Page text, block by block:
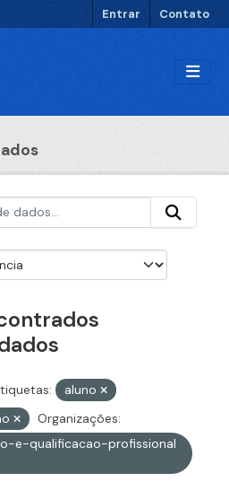
Entrar Contato
aluno
Organizações:
e-qualificacao-profissional